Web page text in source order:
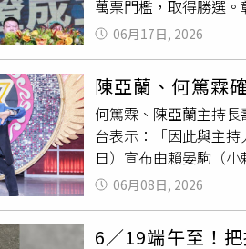
在春秋時期就出現了
金榜題名。7.立雞蛋求
運一整年。在住家或
央或辦公桌的正中間
正午之時噴適量花香
香，可以增名氣、招
卻，將此「發財水」
方。）
五端午節「午時水」
煮沸後冷卻，將此「
的地方。）二、驅除
禍，不可在此方位動
上動土，帶來不幸。
「瘟神」在房子的九
沾「午時水」，由房
屋：「端午節」當天
向外灑淨，透天厝由
外，去除家裡的穢氣
脖子、胸部慢慢往下
萬票門檻，取得勝選
對決的選戰態勢出現
化最大的困境在於缺
戰之一就是用水問題
頸。若能完成海淡廠
展產業的目的不只是
助、童萌卡擴大、青
景，讓長輩有依靠、
營約2成5至3成選票、
06月17日, 2026
陳亞蘭、何篤霖
何篤霖、陳亞蘭主持
台表示：「因此與主
日）宣布由賴晏駒（
合台播映，至今已24年
辭去《命運好好玩》
現佳，加長為2小時
06月08日, 2026
6／19端午至！